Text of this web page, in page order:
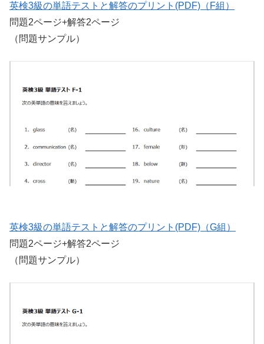
英検3級の単語テストと解答のプリント(PDF)（F組）
問題2ページ+解答2ページ
（問題サンプル）
英検3級の単語テストと解答のプリント(PDF)（G組）
問題2ページ+解答2ページ
（問題サンプル）